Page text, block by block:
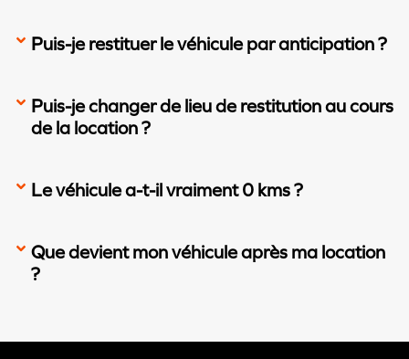
Puis-je restituer le véhicule par anticipation ?
Puis-je changer de lieu de restitution au cours
de la location ?
Le véhicule a-t-il vraiment 0 kms ?
Que devient mon véhicule après ma location
?